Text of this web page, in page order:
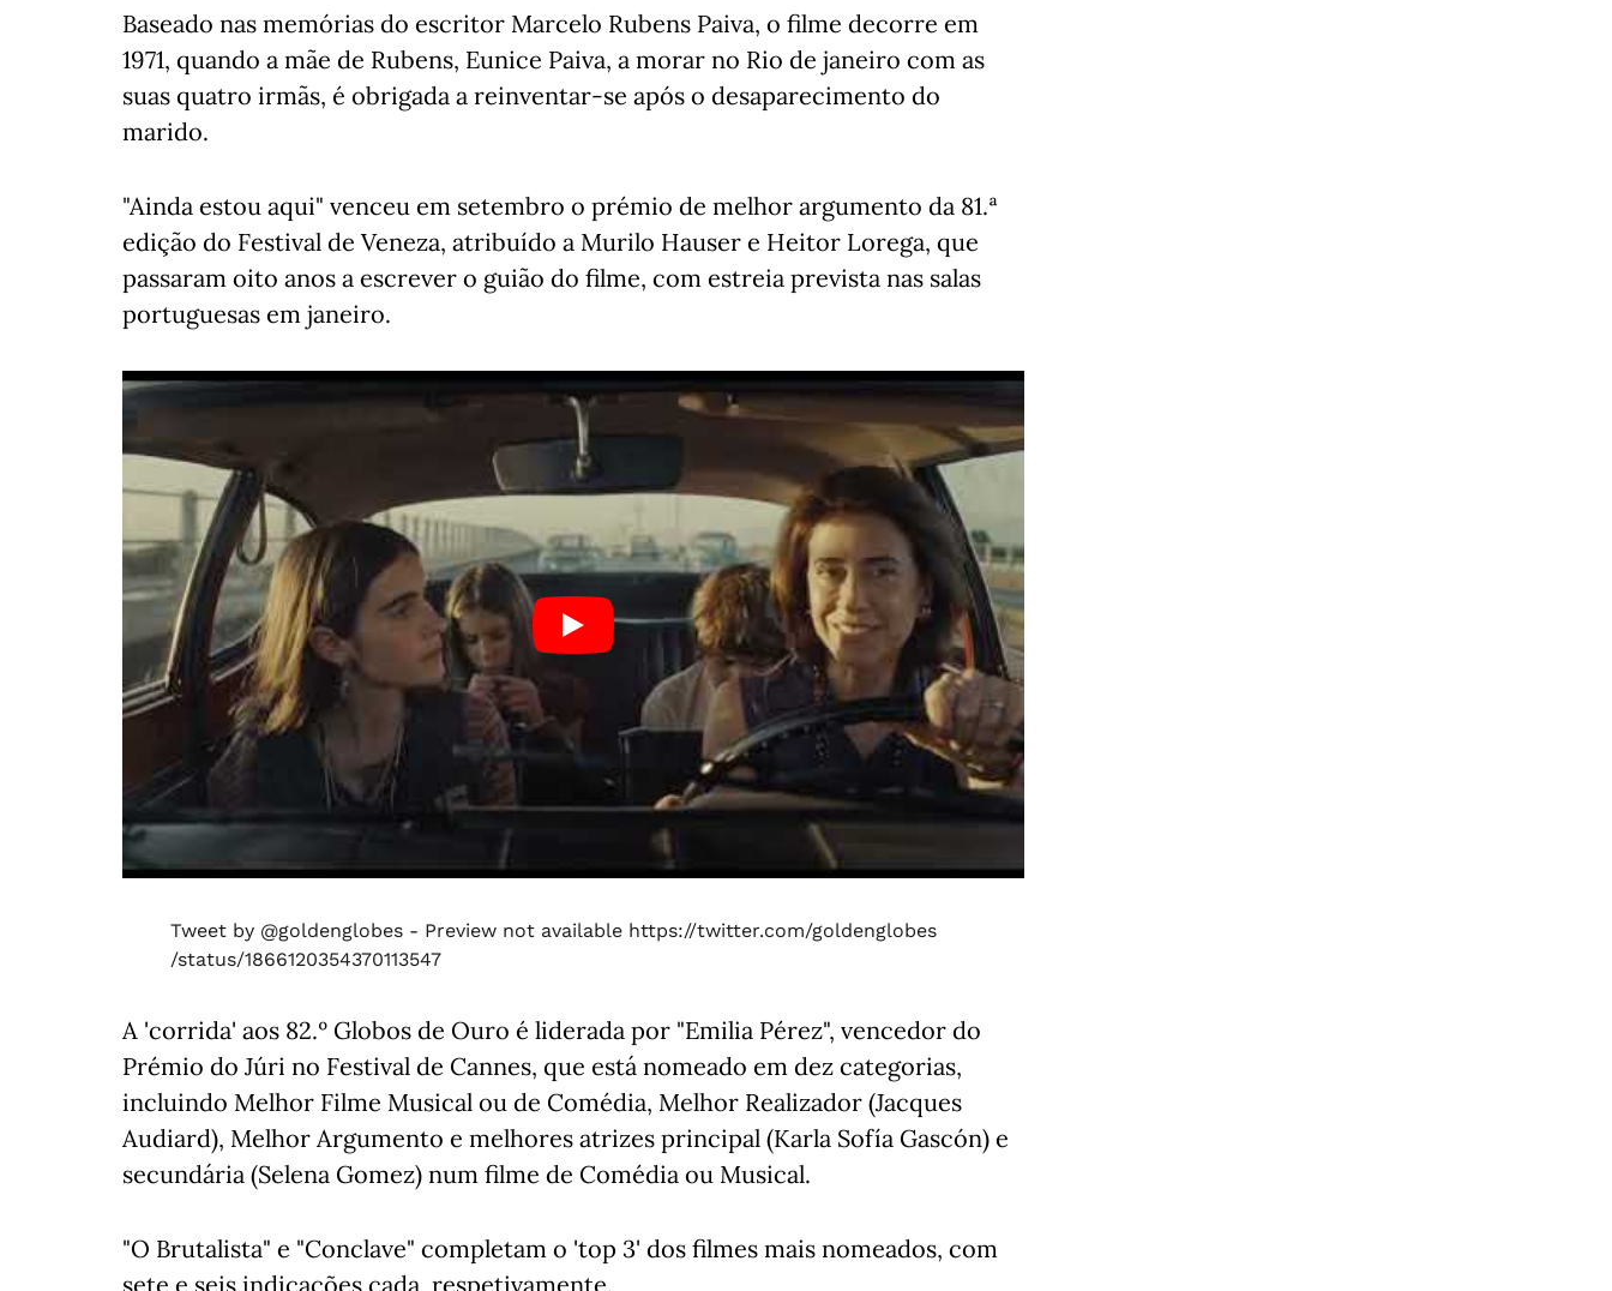
Baseado nas memórias do escritor Marcelo Rubens Paiva, o filme decorre em
1971, quando a mãe de Rubens, Eunice Paiva, a morar no Rio de janeiro com as
suas quatro irmãs, é obrigada a reinventar-se após o desaparecimento do
marido.
"Ainda estou aqui" venceu em setembro o prémio de melhor argumento da 81.ª
edição do Festival de Veneza, atribuído a Murilo Hauser e Heitor Lorega, que
passaram oito anos a escrever o guião do filme, com estreia prevista nas salas
portuguesas em janeiro.
Tweet by @goldenglobes - Preview not available https://twitter.com/goldenglobes
/status/1866120354370113547
A 'corrida' aos 82.º Globos de Ouro é liderada por "Emilia Pérez", vencedor do
Prémio do Júri no Festival de Cannes, que está nomeado em dez categorias,
incluindo Melhor Filme Musical ou de Comédia, Melhor Realizador (Jacques
Audiard), Melhor Argumento e melhores atrizes principal (Karla Sofía Gascón) e
secundária (Selena Gomez) num filme de Comédia ou Musical.
"O Brutalista" e "Conclave" completam o 'top 3' dos filmes mais nomeados, com
sete e seis indicações cada, respetivamente.